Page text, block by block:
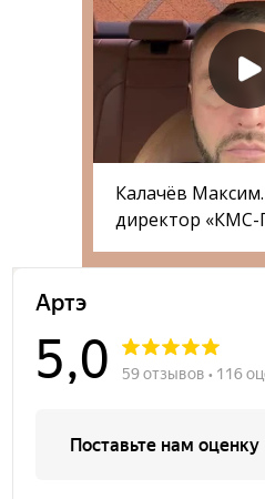
Калачёв
директор «КМС-